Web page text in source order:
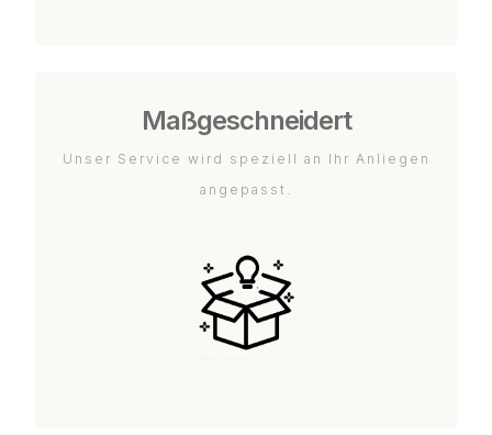
Maßgeschneidert
Unser Service wird speziell an Ihr Anliegen
angepasst.